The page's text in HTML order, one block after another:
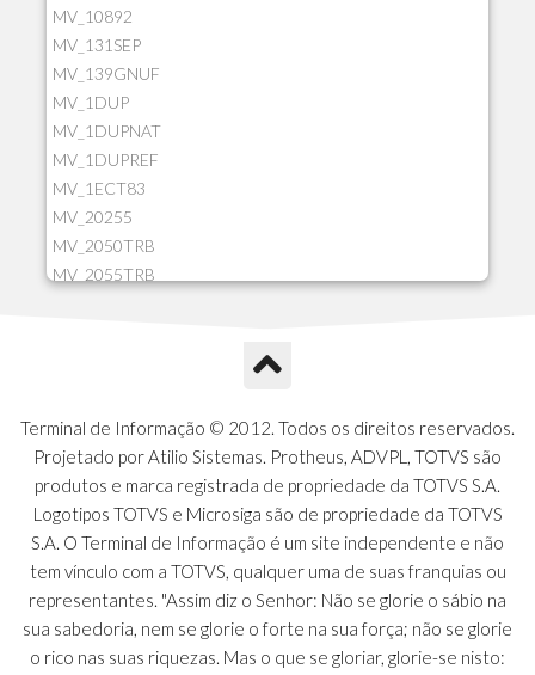
MV_10892
MV_131SEP
MV_139GNUF
MV_1DUP
MV_1DUPNAT
MV_1DUPREF
MV_1ECT83
MV_20255
MV_2050TRB
MV_2055TRB
MV_2GNOINC
MV_320SLD
MV_325PMDA
MV_330ATCM
MV_340LOCK
MV_3DUPREF
MV_5CLIFOR
MV_74ITEM
MV_817EMAI
Terminal de Informação © 2012. Todos os direitos reservados.
Projetado por Atilio Sistemas. Protheus, ADVPL, TOTVS são
produtos e marca registrada de propriedade da TOTVS S.A.
Logotipos TOTVS e Microsiga são de propriedade da TOTVS
S.A. O Terminal de Informação é um site independente e não
tem vínculo com a TOTVS, qualquer uma de suas franquias ou
representantes. "Assim diz o Senhor: Não se glorie o sábio na
sua sabedoria, nem se glorie o forte na sua força; não se glorie
o rico nas suas riquezas. Mas o que se gloriar, glorie-se nisto: